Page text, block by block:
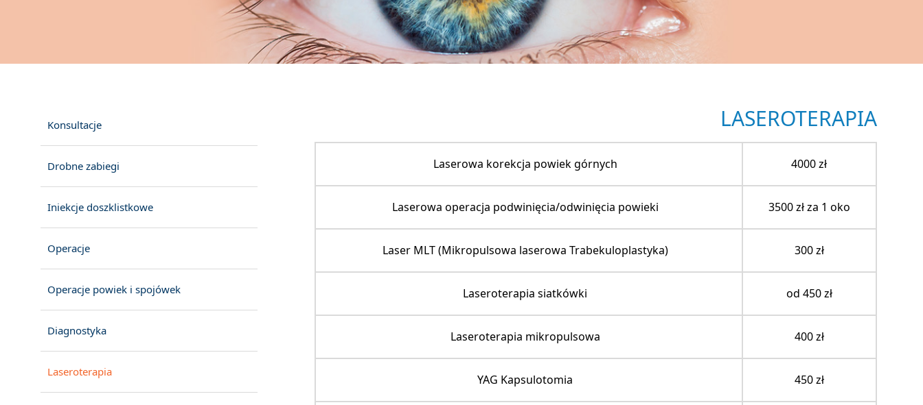
Konsultacje
Drobne zabiegi
Iniekcje doszklistkowe
Operacje
Operacje powiek i spojówek
Diagnostyka
Laseroterapia
LASEROTERAPIA
Laserowa korekcja powiek górnych 4000 zł
Laserowa operacja podwinięcia/odwinięcia powieki 3500 zł za 1 oko
Laser MLT (Mikropulsowa laserowa Trabekuloplastyka) 300 zł
Laseroterapia siatkówki od 450 zł
Laseroterapia mikropulsowa 400 zł
YAG Kapsulotomia 450 zł